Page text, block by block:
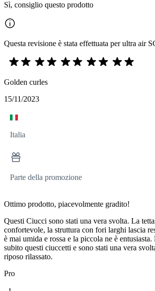
Sì, consiglio questo prodotto
Questa revisione è stata effettuata per ultra air
Golden curles
15/11/2023
Italia
Parte della promozione
Ottimo prodotto, piacevolmente gradito!
Questi Ciucci sono stati una vera svolta. La
confortevole, la struttura con fori larghi lascia
è mai umida e rossa e la piccola ne è
subito questi ciuccetti e sono stati una vera
riposo rilassato.
Pro